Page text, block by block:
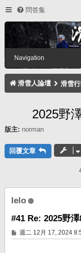
問答集
Navigation
滑雪人論壇 滑雪
2025野
版主: norman
回覆文章
lelo
#41 Re: 2025野
文
章
週二 12月 17, 2024